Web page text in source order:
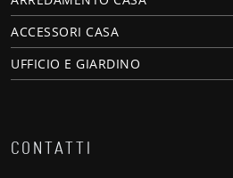
ACCESSORI CASA
UFFICIO E GIARDINO
CONTATTI